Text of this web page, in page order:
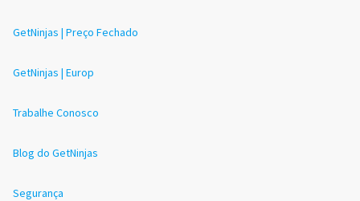
GetNinjas | Preço Fechado
GetNinjas | Europ
Trabalhe Conosco
Blog do GetNinjas
Segurança